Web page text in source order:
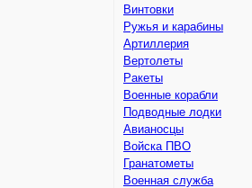
Винтовки
Ружья и карабины
Артиллерия
Вертолеты
Ракеты
Военные корабли
Подводные лодки
Авианосцы
Войска ПВО
Гранатометы
Военная служба